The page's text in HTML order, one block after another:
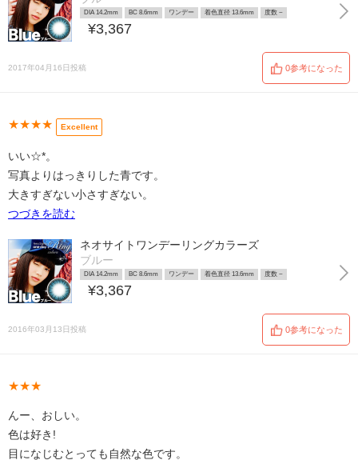
DIA 14.2mm BC 8.6mm ワンデー 着色直径 13.6mm 度数 ~
¥3,367
2017年04月16日投稿 0参考になった
★★★★ Excellent
いい☆*。
写真よりはっきりした青です。
大きすぎない小さすぎない。
つづきを読む
ネオサイトワンデーリングカラーズ
ブルー
DIA 14.2mm BC 8.6mm ワンデー 着色直径 13.6mm 度数 ~
¥3,367
2016年03月13日投稿 0参考になった
★★★
んー、おしい。
色は好き!
目になじむとっても自然な色です。